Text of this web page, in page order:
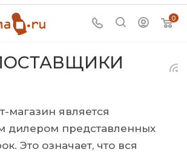
0
магазин является
дилером представленных
Это означает, что вся